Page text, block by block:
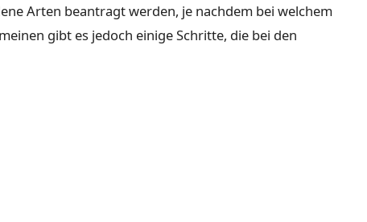
Arten beantragt werden, je nachdem bei welchem
gibt es jedoch einige Schritte, die bei den